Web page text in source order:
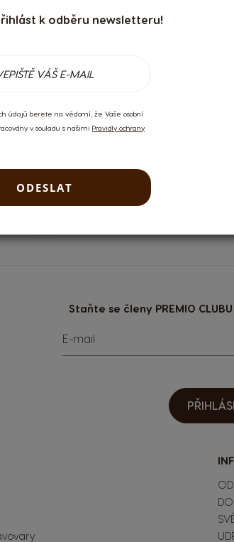
k odběru newsletteru!
údajů berete na vědomí, že Vaše osobní
v souladu s našimi Pravidly ochrany
ODESLAT
DORUČENÍ DO 2 – 7 DNÍ
Staňte se členy PREMIO
E-mail